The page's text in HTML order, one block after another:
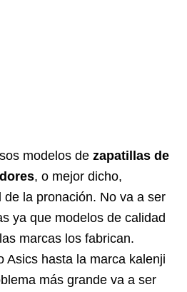
modelos de zapatillas de
, o mejor dicho,
la pronación. No va a ser
ya que modelos de calidad
marcas los fabrican.
Asics hasta la marca kalenji
más grande va a ser